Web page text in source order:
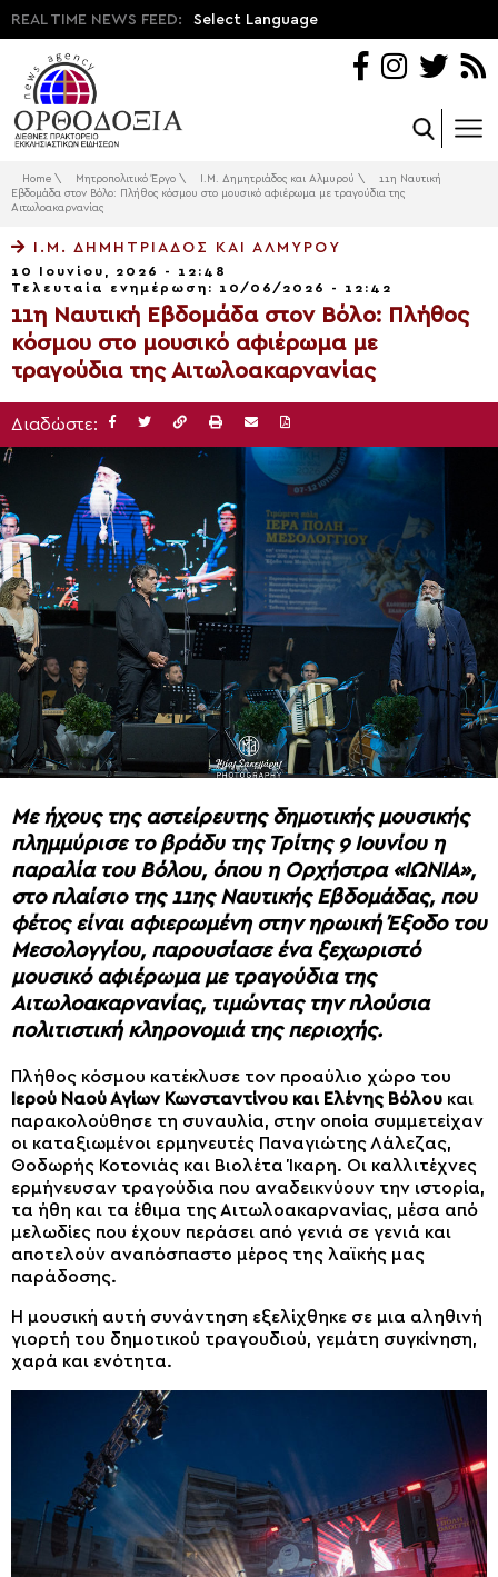
REAL TIME NEWS FEED: Select Language
Home \ Μητροπολιτικό Έργο \ Ι.Μ. Δημητριάδος και Αλμυρού \
11η Ναυτική
Εβδομάδα στον Βόλο: Πλήθος κόσμου στο μουσικό αφιέρωμα με τραγούδια της
Αιτωλοακαρνανίας
Ι.Μ. ΔΗΜΗΤΡΙΆΔΟΣ ΚΑΙ ΑΛΜΥΡΟΎ
10 Ιουνίου, 2026 - 12:48
Τελευταία ενημέρωση: 10/06/2026 - 12:42
11η Ναυτική Εβδομάδα στον Βόλο: Πλήθος
κόσμου στο μουσικό αφιέρωμα με
τραγούδια της Αιτωλοακαρνανίας
Διαδώστε:
Με ήχους της αστείρευτης δημοτικής μουσικής
πλημμύρισε το βράδυ της Τρίτης 9 Ιουνίου η
παραλία του Βόλου, όπου η Ορχήστρα «ΙΩΝΙΑ»,
στο πλαίσιο της 11ης Ναυτικής Εβδομάδας, που
φέτος είναι αφιερωμένη στην ηρωική Έξοδο του
Μεσολογγίου, παρουσίασε ένα ξεχωριστό
μουσικό αφιέρωμα με τραγούδια της
Αιτωλοακαρνανίας, τιμώντας την πλούσια
πολιτιστική κληρονομιά της περιοχής.
Πλήθος κόσμου κατέκλυσε τον προαύλιο χώρο του
Ιερού Ναού Αγίων Κωνσταντίνου και Ελένης Βόλου και
παρακολούθησε τη συναυλία, στην οποία συμμετείχαν
οι καταξιωμένοι ερμηνευτές Παναγιώτης Λάλεζας,
Θοδωρής Κοτονιάς και Βιολέτα Ίκαρη. Οι καλλιτέχνες
ερμήνευσαν τραγούδια που αναδεικνύουν την ιστορία,
τα ήθη και τα έθιμα της Αιτωλοακαρνανίας, μέσα από
μελωδίες που έχουν περάσει από γενιά σε γενιά και
αποτελούν αναπόσπαστο μέρος της λαϊκής μας
παράδοσης.
Η μουσική αυτή συνάντηση εξελίχθηκε σε μια αληθινή
γιορτή του δημοτικού τραγουδιού, γεμάτη συγκίνηση,
χαρά και ενότητα.